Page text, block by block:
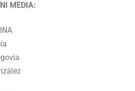
MEDIA: